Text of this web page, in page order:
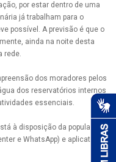
por estar dentro de uma
já trabalham para o
possível. A previsão é que o
ainda na noite desta
rede.
dos moradores pelos
dos reservatórios internos
essenciais.
à disposição da população
e WhatsApp) e aplicativo